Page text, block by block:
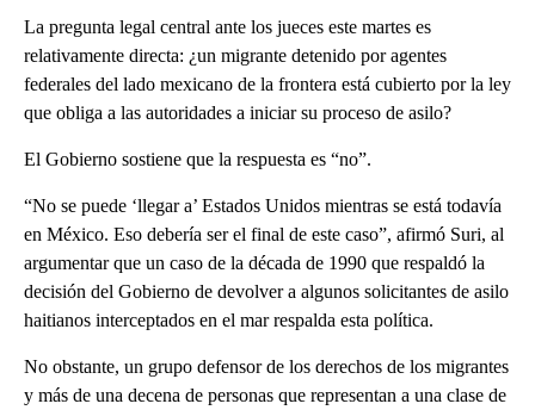
La pregunta legal central ante los jueces este martes es
relativamente directa: ¿un migrante detenido por agentes
federales del lado mexicano de la frontera está cubierto por la ley
que obliga a las autoridades a iniciar su proceso de asilo?
El Gobierno sostiene que la respuesta es “no”.
“No se puede ‘llegar a’ Estados Unidos mientras se está todavía
en México. Eso debería ser el final de este caso”, afirmó Suri, al
argumentar que un caso de la década de 1990 que respaldó la
decisión del Gobierno de devolver a algunos solicitantes de asilo
haitianos interceptados en el mar respalda esta política.
No obstante, un grupo defensor de los derechos de los migrantes
y más de una decena de personas que representan a una clase de